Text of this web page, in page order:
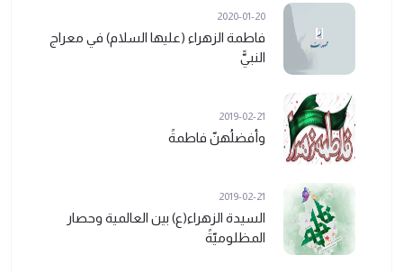
2020-01-20
فاطمة الزهراء (عليها السلام) في معراج
النبيًّ
2019-02-21
وأفضلُهنّ فاطمةً
2019-02-21
السيدة الزهراء(ع) بين العالمية وحصار
المظلوميّةً